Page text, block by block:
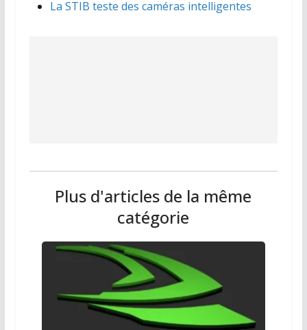
La STIB teste des caméras intelligentes
Plus d'articles de la même
catégorie